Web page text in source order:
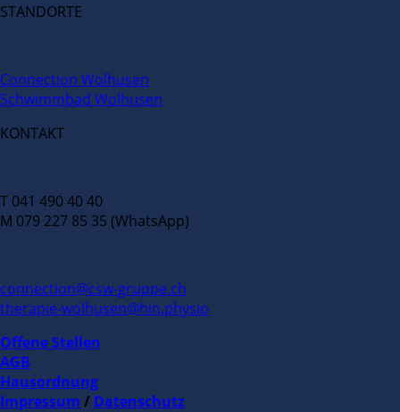
STANDORTE
Connection Wolhusen
Schwimmbad Wolhusen
KONTAKT
T 041 490 40 40
M 079 227 85 35 (WhatsApp)
connection@csw-gruppe.ch
therapie-wolhusen@hin.physio
Offene Stellen
AGB
Hausordnung
Impressum / Datenschutz